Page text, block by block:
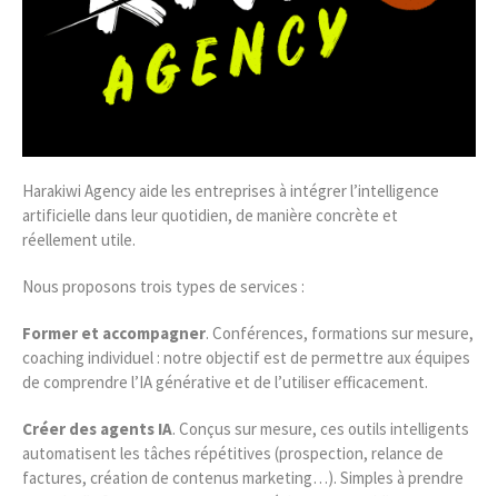
Harakiwi Agency aide les entreprises à intégrer l’intelligence
artificielle dans leur quotidien, de manière concrète et
réellement utile.
Nous proposons trois types de services :
Former et accompagner. Conférences, formations sur mesure,
coaching individuel : notre objectif est de permettre aux équipes
de comprendre l’IA générative et de l’utiliser efficacement.
Créer des agents IA. Conçus sur mesure, ces outils intelligents
automatisent les tâches répétitives (prospection, relance de
factures, création de contenus marketing…). Simples à prendre